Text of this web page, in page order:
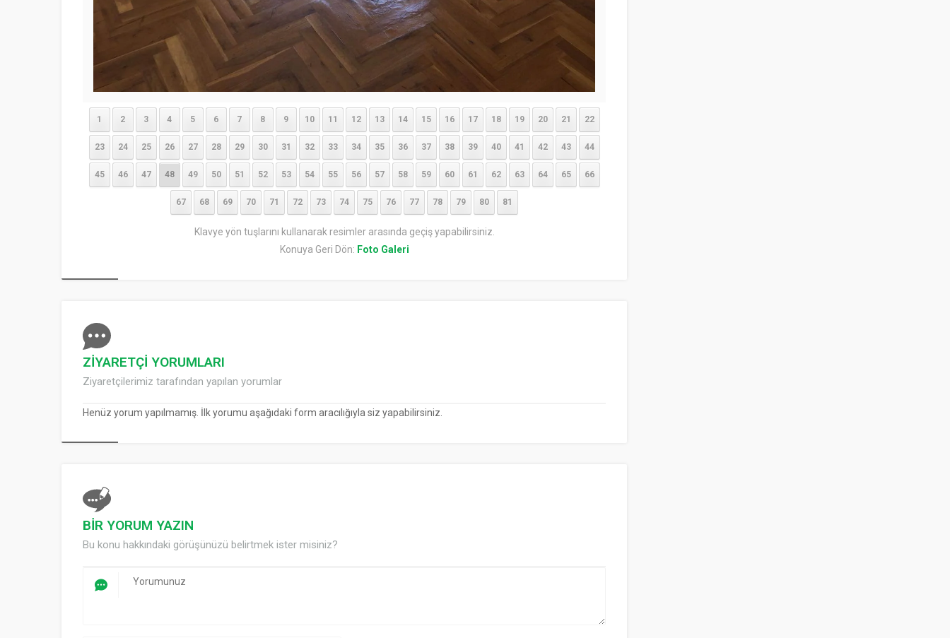
1 2 3 4 5 6 7 8 9 10 11 12 13 14 15 16 17 18 19 20 21 22
23 24 25 26 27 28 29 30 31 32 33 34 35 36 37 38 39 40 41 42 43 44
45 46 47 48 49 50 51 52 53 54 55 56 57 58 59 60 61 62 63 64 65 66
67 68 69 70 71 72 73 74 75 76 77 78 79 80 81
Klavye yön tuşlarını kullanarak resimler arasında geçiş yapabilirsiniz.
Konuya Geri Dön: Foto Galeri
ZİYARETÇİ YORUMLARI
Ziyaretçilerimiz tarafından yapılan yorumlar
Henüz yorum yapılmamış. İlk yorumu aşağıdaki form aracılığıyla siz yapabilirsiniz.
BİR YORUM YAZIN
Bu konu hakkındaki görüşünüzü belirtmek ister misiniz?